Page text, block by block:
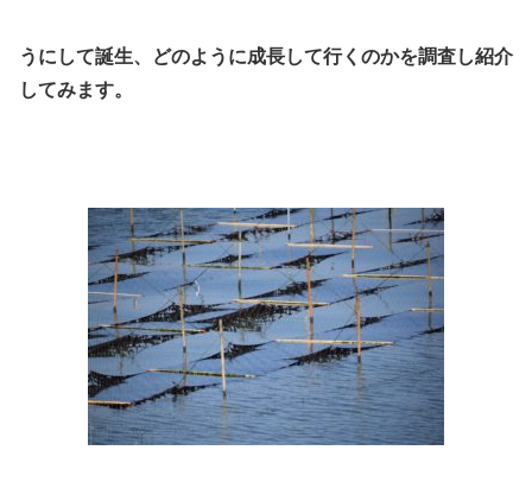
うにして誕生、
どのように成長して行くのかを調査し紹介
してみます。